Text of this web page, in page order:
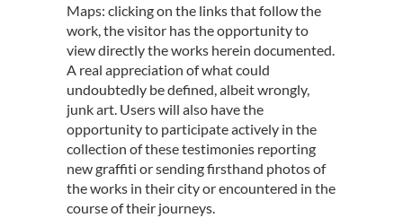
Maps: clicking on the links that follow the
work, the visitor has the opportunity to
view directly the works herein documented.
A real appreciation of what could
undoubtedly be defined, albeit wrongly,
junk art. Users will also have the
opportunity to participate actively in the
collection of these testimonies reporting
new graffiti or sending firsthand photos of
the works in their city or encountered in the
course of their journeys.